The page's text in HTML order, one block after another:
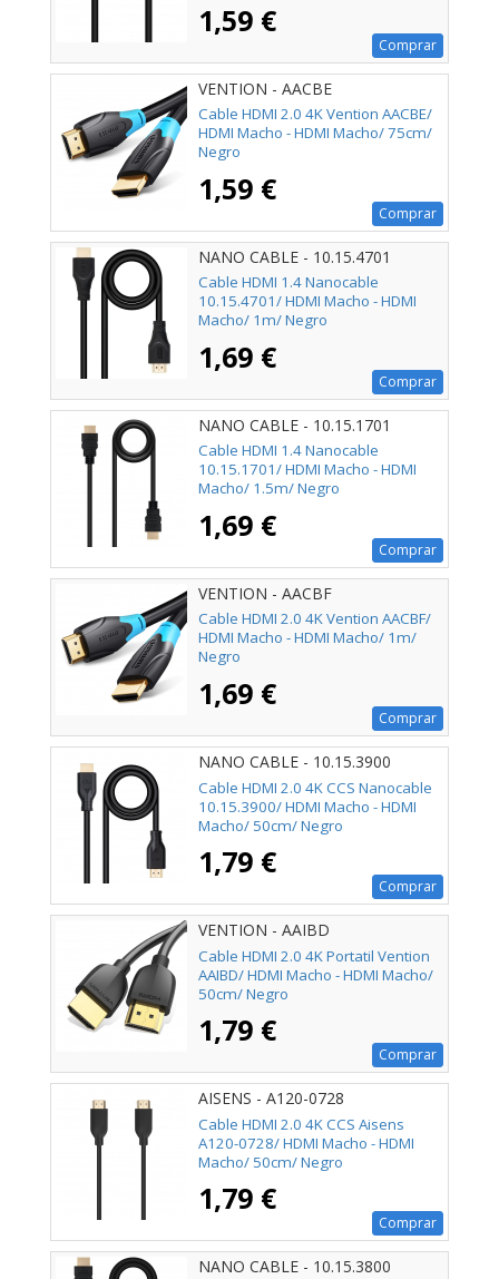
1,59 €
Comprar
VENTION - AACBE
Cable HDMI 2.0 4K Vention AACBE/
HDMI Macho - HDMI Macho/ 75cm/
Negro
1,59 €
Comprar
NANO CABLE - 10.15.4701
Cable HDMI 1.4 Nanocable
10.15.4701/ HDMI Macho - HDMI
Macho/ 1m/ Negro
1,69 €
Comprar
NANO CABLE - 10.15.1701
Cable HDMI 1.4 Nanocable
10.15.1701/ HDMI Macho - HDMI
Macho/ 1.5m/ Negro
1,69 €
Comprar
VENTION - AACBF
Cable HDMI 2.0 4K Vention AACBF/
HDMI Macho - HDMI Macho/ 1m/
Negro
1,69 €
Comprar
NANO CABLE - 10.15.3900
Cable HDMI 2.0 4K CCS Nanocable
10.15.3900/ HDMI Macho - HDMI
Macho/ 50cm/ Negro
1,79 €
Comprar
VENTION - AAIBD
Cable HDMI 2.0 4K Portatil Vention
AAIBD/ HDMI Macho - HDMI Macho/
50cm/ Negro
1,79 €
Comprar
AISENS - A120-0728
Cable HDMI 2.0 4K CCS Aisens
A120-0728/ HDMI Macho - HDMI
Macho/ 50cm/ Negro
1,79 €
Comprar
NANO CABLE - 10.15.3800